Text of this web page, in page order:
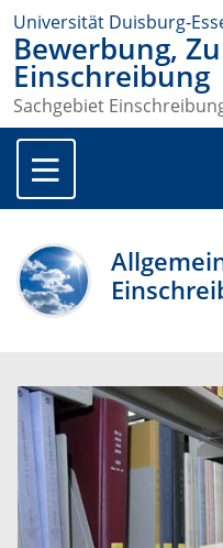
Universität Duisburg-
Bewerbung,
Einschreibung
Sachgebiet